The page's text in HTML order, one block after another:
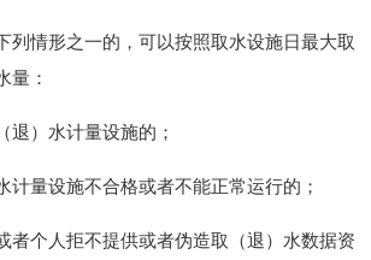
形之一的，可以按照取水设施日最大取
量：
）水计量设施的；
量设施不合格或者不能正常运行的；
个人拒不提供或者伪造取（退）水数据资